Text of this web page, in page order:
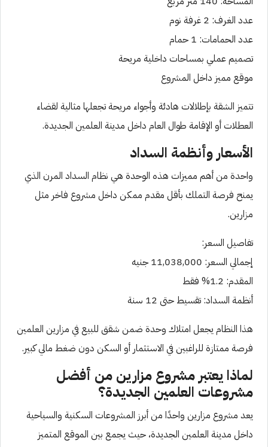
عدد الغرف: 2 غرفة نوم
عدد الحمامات: 1 حمام
تصميم عملي بمساحات داخلية مريحة
موقع مميز داخل المشروع
تتميز الشقة بإطلالات هادئة وأجواء مريحة تجعلها مثالية لقضاء
العطلات أو الإقامة طوال العام داخل مدينة العلمين الجديدة.
الأسعار وأنظمة السداد
واحدة من أهم مميزات هذه الوحدة هي نظام السداد المرن الذي
يمنح فرصة التملك بأقل مقدم ممكن داخل مشروع فاخر مثل
مزارين.
تفاصيل السعر:
إجمالي السعر: 11,038,000 جنيه
المقدم: 1.2% فقط
أنظمة السداد: تقسيط حتى 12 سنة
هذا النظام يجعل امتلاك وحدة ضمن شقق للبيع في مزارين العلمين
فرصة ممتازة للراغبين في الاستثمار أو السكن دون ضغط مالي كبير.
لماذا يعتبر مشروع مزارين من أفضل
مشروعات العلمين الجديدة؟
يعد مشروع مزارين واحدًا من أبرز المشروعات السكنية والسياحية
داخل مدينة العلمين الجديدة، حيث يجمع بين الموقع المتميز